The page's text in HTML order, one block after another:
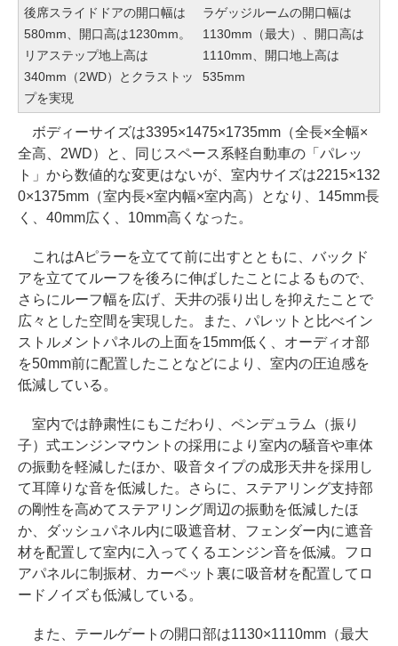
後席スライドドアの開口幅は
580mm、開口高は1230mm。
リアステップ地上高は
340mm（2WD）とクラストッ
プを実現
ラゲッジルームの開口幅は
1130mm（最大）、開口高は
1110mm、開口地上高は
535mm
ボディーサイズは3395×1475×1735mm（全長×全幅×
全高、2WD）と、同じスペース系軽自動車の「パレッ
ト」から数値的な変更はないが、室内サイズは2215×132
0×1375mm（室内長×室内幅×室内高）となり、145mm長
く、40mm広く、10mm高くなった。
これはAピラーを立てて前に出すとともに、バックド
アを立ててルーフを後ろに伸ばしたことによるもので、
さらにルーフ幅を広げ、天井の張り出しを抑えたことで
広々とした空間を実現した。また、パレットと比べイン
ストルメントパネルの上面を15mm低く、オーディオ部
を50mm前に配置したことなどにより、室内の圧迫感を
低減している。
室内では静粛性にもこだわり、ペンデュラム（振り
子）式エンジンマウントの採用により室内の騒音や車体
の振動を軽減したほか、吸音タイプの成形天井を採用し
て耳障りな音を低減した。さらに、ステアリング支持部
の剛性を高めてステアリング周辺の振動を低減したほ
か、ダッシュパネル内に吸遮音材、フェンダー内に遮音
材を配置して室内に入ってくるエンジン音を低減。フロ
アパネルに制振材、カーペット裏に吸音材を配置してロ
ードノイズも低減している。
また、テールゲートの開口部は1130×1110mm（最大